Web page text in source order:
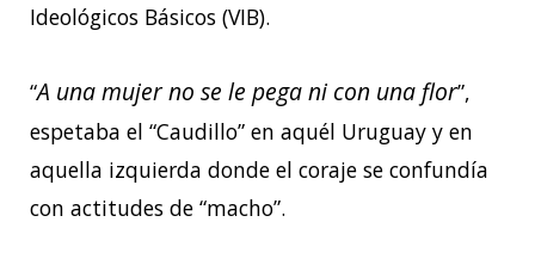
Ideológicos Básicos (VIB).
“A una mujer no se le pega ni con una flor”,
espetaba el “Caudillo” en aquél Uruguay y en
aquella izquierda donde el coraje se confundía
con actitudes de “macho”.